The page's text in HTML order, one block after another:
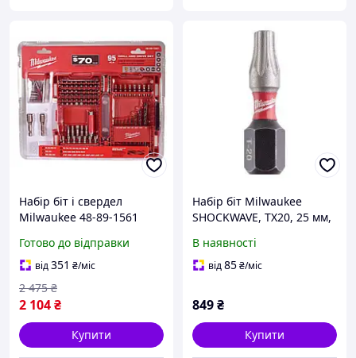
Набір біт і свердел
Milwaukee 48-89-1561
Готово до відправки
від351 ₴/міс
2 104₴
2 475 ₴
Купити
Набір біт Milwaukee
SHOCKWAVE, TX20, 25 мм,
В наявності
від85₴/міс
849₴
Купити